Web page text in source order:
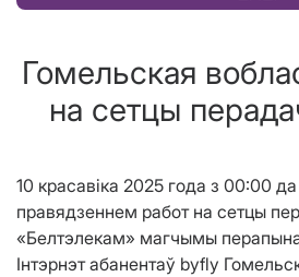
Гомельская
на сетцы
10 красавіка 2025 года з 00:00
правядзеннем работ на сетцы
«Белтэлекам» магчымы
Інтэрнэт абанентаў byfly